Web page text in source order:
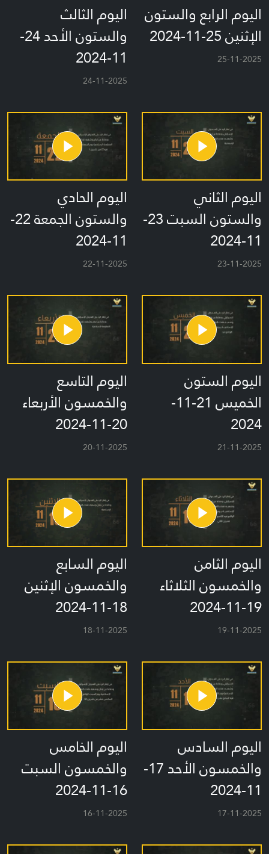
اليوم الرابع والستون
الإثنين 25-11-2024
25-11-2025
اليوم الثالث
والستون الأحد 24-
11-2024
24-11-2025
اليوم الثاني
والستون السبت 23-
11-2024
23-11-2025
اليوم الحادي
والستون الجمعة 22-
11-2024
22-11-2025
اليوم الستون
الخميس 21-11-
2024
21-11-2025
اليوم التاسع
والخمسون الأربعاء
20-11-2024
20-11-2025
اليوم الثامن
والخمسون الثلاثاء
19-11-2024
19-11-2025
اليوم السابع
والخمسون الإثنين
18-11-2024
18-11-2025
اليوم السادس
والخمسون الأحد 17-
11-2024
17-11-2025
اليوم الخامس
والخمسون السبت
16-11-2024
16-11-2025